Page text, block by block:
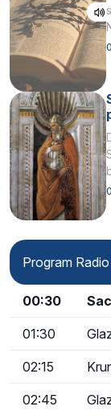
Program
00:30
01:30
02:15
02:45